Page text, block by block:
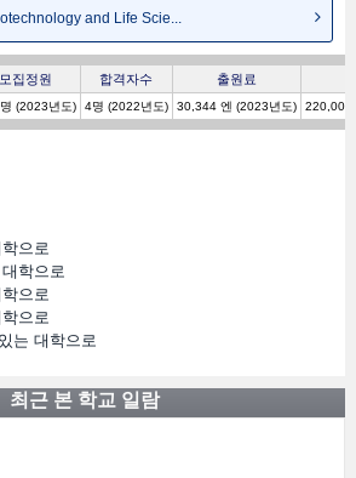
and Life Scie...
모집정원 합격자수 출원료
(2023년도) 4명 (2022년도) 30,344 엔 (2023년도) 220,000
으로
학으로
으로
으로
는 대학으로
최근 본 학교 일람